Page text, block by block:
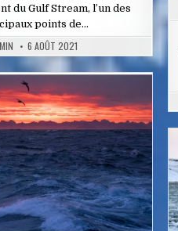
du Gulf Stream, l’un des
points de…
6 AOÛT 2021